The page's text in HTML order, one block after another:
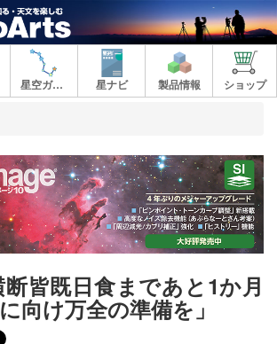
星空ガイド 星ナビ 製品情報 ショップ
皆既日食まであと1か月
向け万全の準備を」